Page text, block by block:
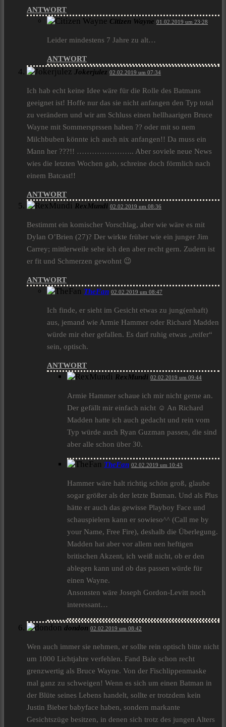
ANTWORT
Citizen Wayne 01.02.2019 um 23:28
Leider mindestens 7 Jahre zu alt…
ANTWORT
Jokerjulez 02.02.2019 um 07:34
Ich hab echt keine Idee wäre für die Rolle des Batmans
geeignet ist! Hoffe nur das sie nicht anfangen den Typ total
zu verändern und wir am Schluss einen hellhaarigen Bruce
Wayne mit Sommersprssen haben ?? oder mit so nem
Milchbuben könnte ich auch nix anfangen!! Da muss ein
Mann her ???!! ………………….. Aber soviele neue News
wies die letzten Wochen gab, schreine doch förmlich nach
einem Batcast!!
ANTWORT
RexMundi 02.02.2019 um 08:36
Bestimmt ein komischer Vorschlag, aber wie wäre es mit
Dylan O’Brien (27)? Der wirkte früher wie ein junger Jim
Carrey; mittlerweile sehe ich den aber recht gern. Zudem ist
er fit und Schmerzen gewohnt 😉
ANTWORT
TheFan 02.02.2019 um 08:47
Ich finde, er sieht im Gesicht etwas zu jung(enhaft)
aus, jemand wie Armie Hammer oder Richard Madden
würde mir eher gefallen. Es darf ruhig etwas „reifer“
sein, optisch.
ANTWORT
RexMundi 02.02.2019 um 09:44
Armie Hammer schaue ich mir nicht gerne an.
Der gefällt mir einfach nicht ☺ An Richard
Madden hatte ich auch gedacht und rein vom
Typ würde auch Ryan Guzman passen, die sind
aber alle schon über 30.
TheFan 02.02.2019 um 10:43
Hammer wäre halt richtig schön groß, glaube
sogar größer als der letzte Batman. Und als Plus
hätte er auch das gewisse Playboy Face und
schauspielern kann er sowieso^^ (Call me by
your Name, Free Fire), deshalb die Überlegung.
Madden hat aber vor allem nen heftigen
britischen Akzent, ich weiß nicht, ob er den
ablegen kann und ob das passen würde für
einen Wayne.
Ansonsten wäre Joseph Gordon-Levitt noch
interessant…
dondon 02.02.2019 um 08:42
Wen auch immer sie nehmen, er sollte rein optisch bitte nicht
um 1000 Lichtjahre verfehlen. Fand Bale schon recht
grenzwertig als Bruce Wayne. Von der Fischlippenmaske
mal ganz zu schweigen! Wenn es sich um einen Batman in
der Blüte seines Lebens handelt, sollte er trotzdem kein
Justin Bieber babyface haben, sondern markante
Gesichtszüge besitzen, in denen sich trotz des jungen Alters